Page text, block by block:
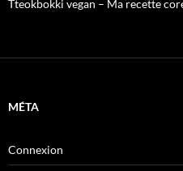
Tteokbokki vegan – Ma recette
MÉTA
Connexion